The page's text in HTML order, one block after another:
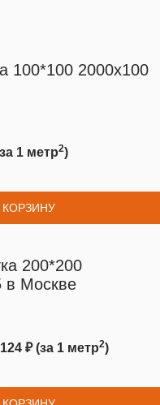
100*100 2000х100
1 метр2)
В КОРЗИНУ
200*200
в Москве
124 ₽(за 1 метр2)